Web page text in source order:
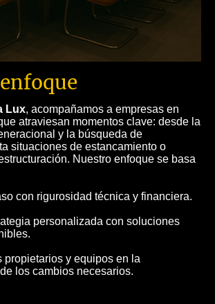
Lux, acompañamos a empresas en
atraviesan momentos clave: desde la
y la búsqueda de
situaciones de estancamiento o
Nuestro enfoque se basa
con rigurosidad técnica y financiera.
personalizada con soluciones
propietarios y equipos en la
los cambios necesarios.